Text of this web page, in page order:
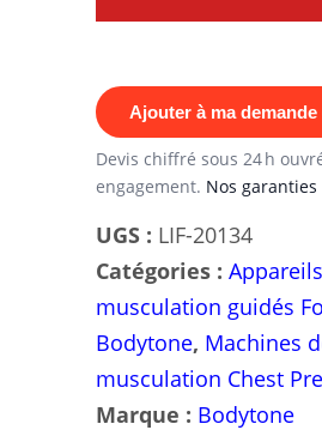
FH01
Chest
press
Bodytone:
perfectionnez
votre
entraînement
de
la
poitrine.
Ajouter à ma demande
Devis chiffré sous 24 h
engagement. Nos garanties
UGS : LIF-20134
Catégories :
musculation guidés
Bodytone, Machines
musculation Chest
Marque : Bodytone